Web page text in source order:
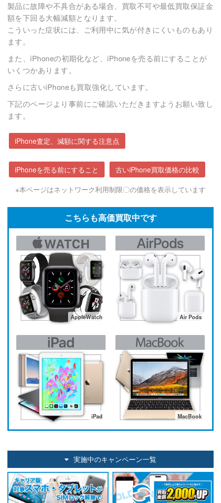
製品に故障や不具合がある場合、買取不可や最低買取保証金
額を下回る大幅減額となります。
こういった症状には、ご利用中に気が付きにくいものもあり
ます。
また、iPhoneの初期化など、iPhoneを売る前にすることが
いくつかあります。
さらに古いiPhoneも買取強化しています。
下記のページより事前にご確認いただきますようお願い致し
ます。
iPhone査定、減額に関する注意点
iPhoneを売る前にすること 古いiPhone買取価格の比較
こちらも高価買取中です
AppleWatch Air Pods
iPad MacBook
実施中のキャンペーン一覧